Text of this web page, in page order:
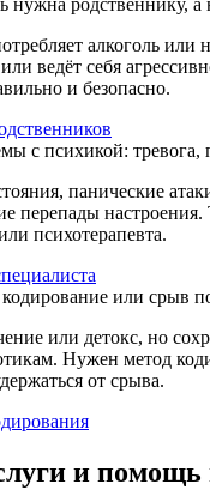
нужна родственнику, а
алкоголь или
ведёт себя
и безопасно.
с психикой: тревога,
панические
перепады настроения.
психотерапевта.
или срыв
или детокс, но
Нужен метод
от срыва.
и помощь